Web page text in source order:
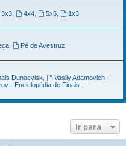
3x3 4x4 5x5
1x3
,
Pé de Avestruz
Dunaevisk
Vasily Adamovich -
- Enciclopédia de Finais
Ir para